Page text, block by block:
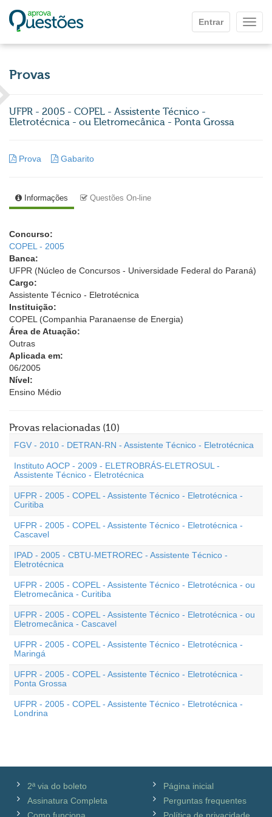
Entrar
Provas
UFPR - 2005 - COPEL - Assistente Técnico -
Eletrotécnica - ou Eletromecânica - Ponta Grossa
Prova Gabarito
Informações Questões On-line
Concurso:
COPEL - 2005
Banca:
UFPR (Núcleo de Concursos - Universidade Federal do Paraná)
Cargo:
Assistente Técnico - Eletrotécnica
Instituição:
COPEL (Companhia Paranaense de Energia)
Área de Atuação:
Outras
Aplicada em:
06/2005
Nível:
Ensino Médio
Provas relacionadas (10)
FGV - 2010 - DETRAN-RN - Assistente Técnico - Eletrotécnica
Instituto AOCP - 2009 - ELETROBRÁS-ELETROSUL -
Assistente Técnico - Eletrotécnica
UFPR - 2005 - COPEL - Assistente Técnico - Eletrotécnica -
Curitiba
UFPR - 2005 - COPEL - Assistente Técnico - Eletrotécnica -
Cascavel
IPAD - 2005 - CBTU-METROREC - Assistente Técnico -
Eletrotécnica
UFPR - 2005 - COPEL - Assistente Técnico - Eletrotécnica - ou
Eletromecânica - Curitiba
UFPR - 2005 - COPEL - Assistente Técnico - Eletrotécnica - ou
Eletromecânica - Cascavel
UFPR - 2005 - COPEL - Assistente Técnico - Eletrotécnica -
Maringá
UFPR - 2005 - COPEL - Assistente Técnico - Eletrotécnica -
Ponta Grossa
UFPR - 2005 - COPEL - Assistente Técnico - Eletrotécnica -
Londrina
2ª via do boleto
Assinatura Completa
Página inicial
Perguntas frequentes